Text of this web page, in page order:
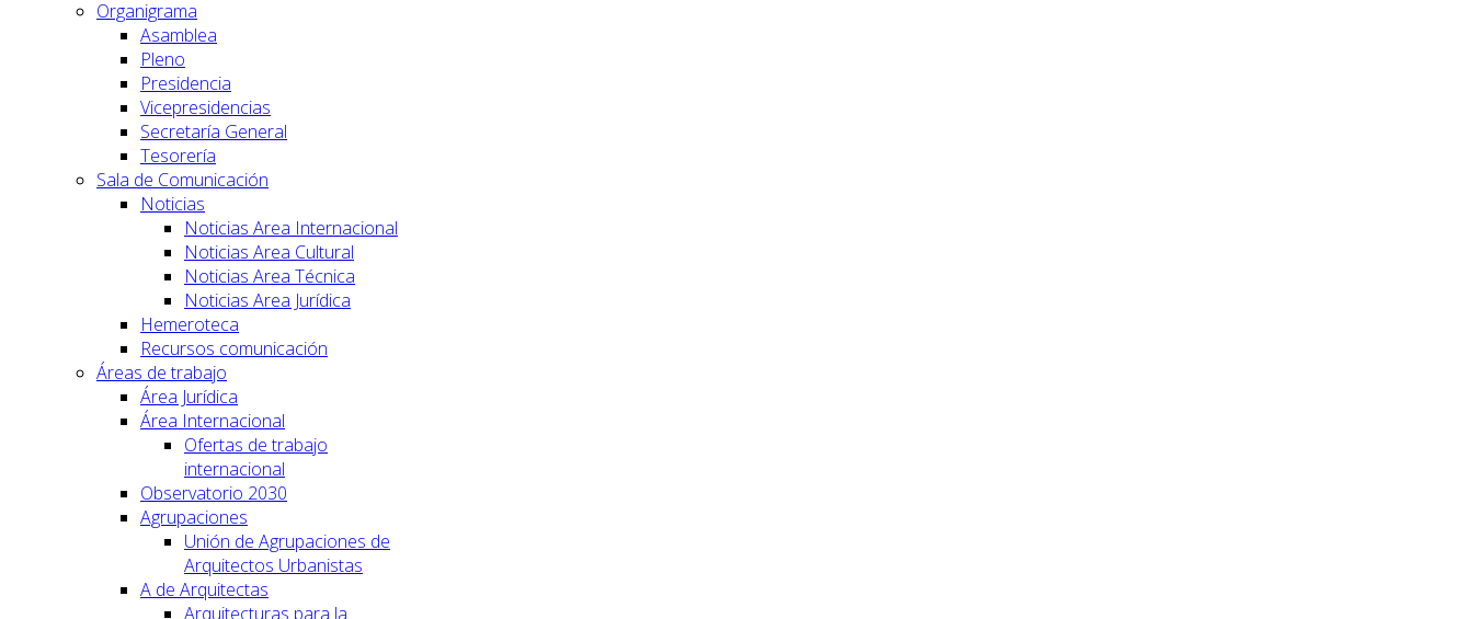
Organigrama
Asamblea
Pleno
Presidencia
Vicepresidencias
Secretaría General
Tesorería
Sala de Comunicación
Noticias
Noticias Area Internacional
Noticias Area Cultural
Noticias Area Técnica
Noticias Area Jurídica
Hemeroteca
Recursos comunicación
Áreas de trabajo
Área Jurídica
Área Internacional
Ofertas de trabajo
internacional
Observatorio 2030
Agrupaciones
Unión de Agrupaciones de
Arquitectos Urbanistas
A de Arquitectas
Arquitecturas para la